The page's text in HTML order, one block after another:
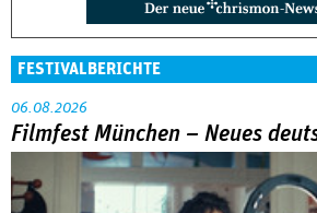
FESTIVALBERICHTE
06.08.2026
Filmfest München – Neues